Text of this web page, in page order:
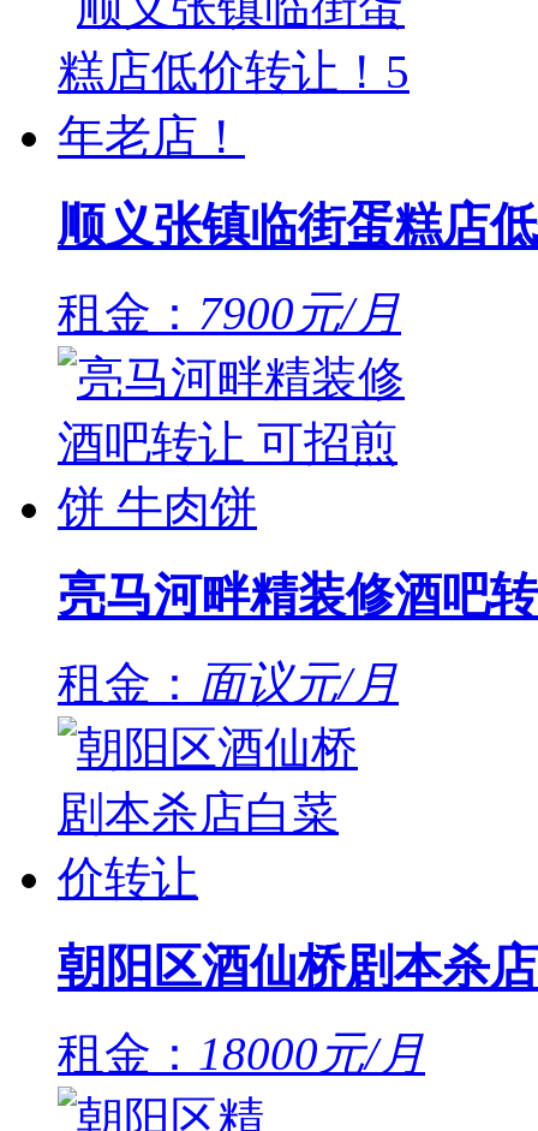
顺义张镇临街蛋糕店
租金： 7900元/月
亮马河畔精装修酒吧
租金： 面议元/月
朝阳区酒仙桥剧本杀
租金： 18000元/月